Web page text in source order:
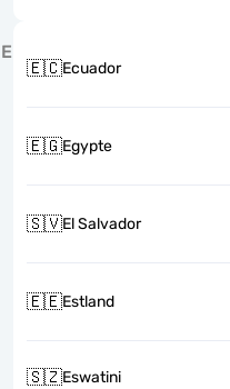
E
🇪🇨Ecuador
🇪🇬Egypte
🇸🇻El Salvador
🇪🇪Estland
🇸🇿Eswatini